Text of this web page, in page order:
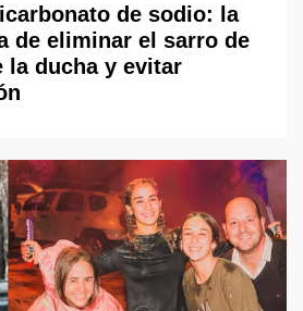
de sodio: la
de eliminar el sarro de
ducha y evitar